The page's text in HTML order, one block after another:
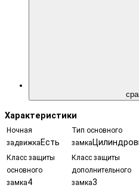
Характеристики
Ночная
задвижка Есть
Тип основного
замка
Класс защиты
основного
замка4
Класс защиты
дополнительного
замка3